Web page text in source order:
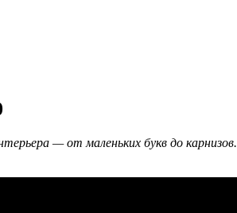
— от маленьких букв до карнизов.